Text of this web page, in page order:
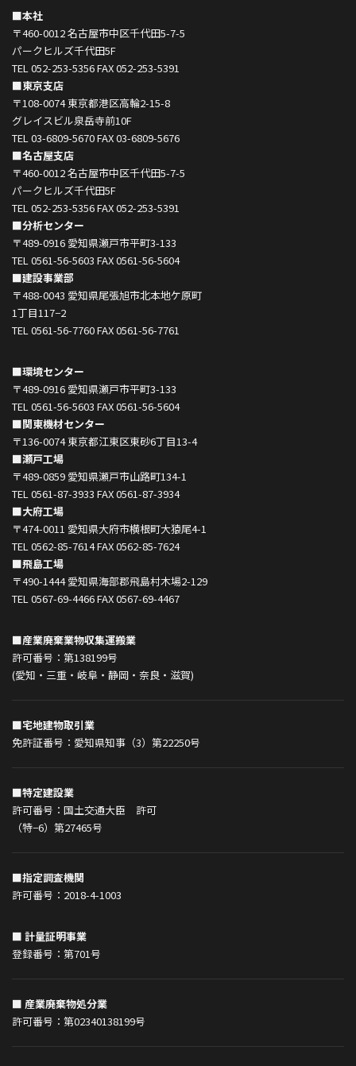
■本社
〒460-0012 名古屋市中区千代田5-7-5
パークヒルズ千代田5F
TEL 052-253-5356 FAX 052-253-5391
■東京支店
〒108-0074 東京都港区高輪2-15-8
グレイスビル泉岳寺前10F
TEL 03-6809-5670 FAX 03-6809-5676
■名古屋支店
〒460-0012 名古屋市中区千代田5-7-5
パークヒルズ千代田5F
TEL 052-253-5356 FAX 052-253-5391
■分析センター
〒489-0916 愛知県瀬戸市平町3-133
TEL 0561-56-5603 FAX 0561-56-5604
■建設事業部
〒488-0043 愛知県尾張旭市北本地ケ原町
1丁目117−2
TEL 0561-56-7760 FAX 0561-56-7761
■環境センター
〒489-0916 愛知県瀬戸市平町3-133
TEL 0561-56-5603 FAX 0561-56-5604
■関東機材センター
〒136-0074 東京都江東区東砂6丁目13-4
■瀬戸工場
〒489-0859 愛知県瀬戸市山路町134-1
TEL 0561-87-3933 FAX 0561-87-3934
■大府工場
〒474-0011 愛知県大府市横根町大猿尾4-1
TEL 0562-85-7614 FAX 0562-85-7624
■飛島工場
〒490-1444 愛知県海部郡飛島村木場2-129
TEL 0567-69-4466 FAX 0567-69-4467
■産業廃棄業物収集運搬業
許可番号：第138199号
(愛知・三重・岐阜・静岡・奈良・滋賀)
■宅地建物取引業
免許証番号：愛知県知事（3）第22250号
■特定建設業
許可番号：国土交通大臣 許可
（特−6）第27465号
■指定調査機関
許可番号：2018-4-1003
■ 計量証明事業
登録番号：第701号
■ 産業廃棄物処分業
許可番号：第02340138199号